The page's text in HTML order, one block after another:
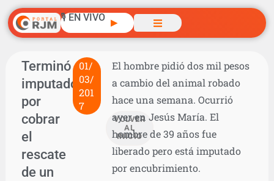
🎙️ EN VIVO ▶
Terminó
imputado
por
cobrar
el
rescate
de un
01/
03/
201
7
VOLVER
AL
INICIO
El hombre pidió dos mil pesos
a cambio del animal robado
hace una semana. Ocurrió
ayer en Jesús María. El
hombre de 39 años fue
liberado pero está imputado
por encubrimiento.